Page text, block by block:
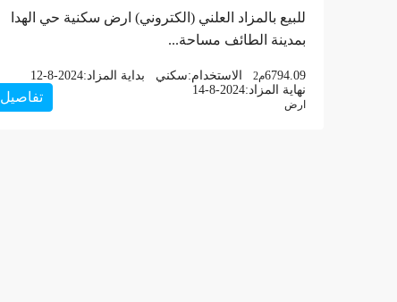
للبيع بالمزاد العلني (الكتروني) ارض سكنية حي الهدا
بمدينة الطائف مساحة...
6794.09م2 الاستخدام:سكني بداية المزاد:12-8-2024
نهاية المزاد:14-8-2024
ارض تفاصيل